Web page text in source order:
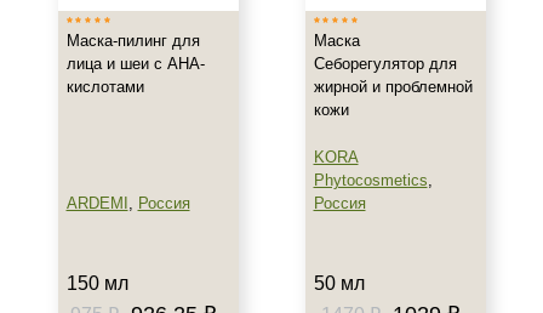
Россия
Тип товара
Класс косметики
Маска-пилинг для
лица и шеи с АНА-
кислотами
ARDEMI , Россия
150 мл
Маска
Себорегулятор для
жирной и проблемной
кожи
KORA
Phytocosmetics,
Россия
50 мл